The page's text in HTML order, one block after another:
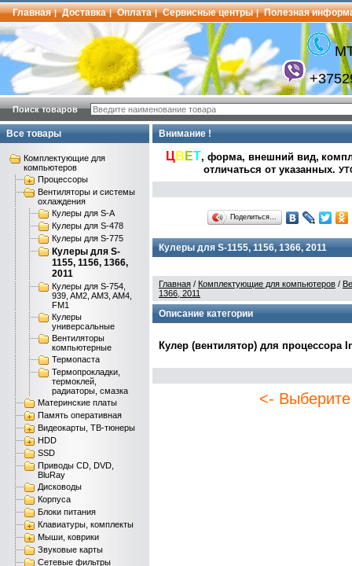
Главная | Доставка | Оплата | Сервисные центры | Полезная
Поиск товаров
Все товары
Комплектующие для
компьютеров
Процессоры
Вентиляторы и системы
охлаждения
Кулеры для S-A
Кулеры для S-478
Кулеры для S-775
Кулеры для S-
1155, 1156, 1366,
2011
Кулеры для S-754,
939, AM2, AM3, AM4,
FM1
Кулеры
универсальные
Вентиляторы
компьютерные
Термопаста
Термопрокладки,
термоклей,
радиаторы, смазка
Материнские платы
Память оперативная
Видеокарты, ТВ-тюнеры
HDD
SSD
Приводы CD, DVD,
BluRay
Дисководы
Корпуса
Блоки питания
Клавиатуры, комплекты
Мыши, коврики
Звуковые карты
Сетевые фильтры
Внимание !
ЦВ ЕТ, форма, внешний вид,
отличаться от указанных.
Поделиться…
Кулеры для S-1155, 1156, 1366, 2011
Главная / Комплектующие для компьютеров /
1366, 2011
Описание категории
Кулер (вентилятор) для процессора
<- Выберите